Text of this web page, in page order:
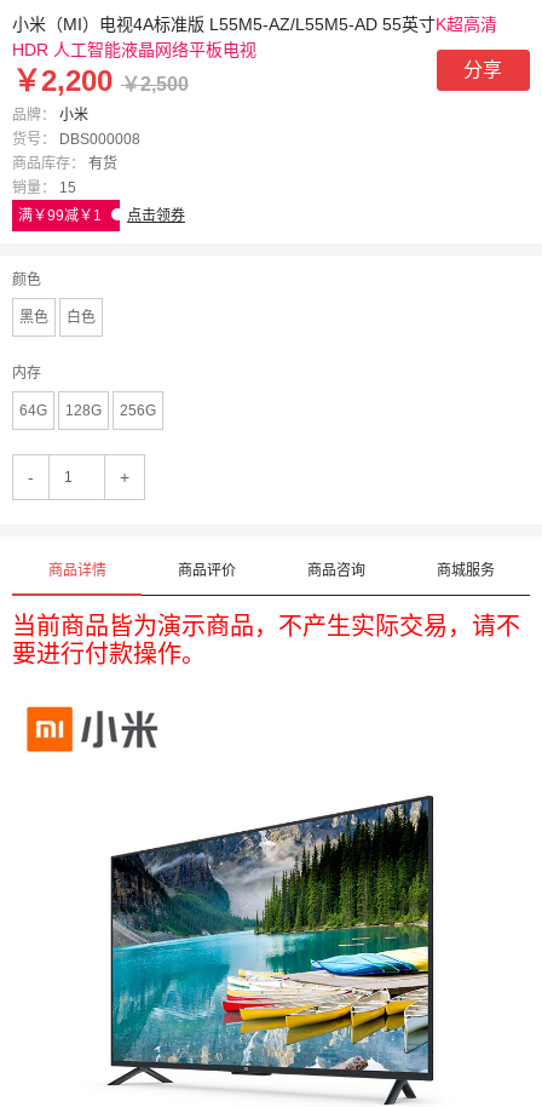
小米（MI）电视4A标准版 L55M5-AZ/L55M5-AD 55英寸K超高清
HDR 人工智能液晶网络平板电视
分享
￥2,200 ￥2,500
品牌：
小米
货号：
DBS000008
商品库存：
有货
销量：
15
满￥99减￥1
点击领券
颜色
黑色 白色
内存
64G 128G 256G
- +
商品详情 商品评价 商品咨询 商城服务
当前商品皆为演示商品，不产生实际交易，请不
要进行付款操作。